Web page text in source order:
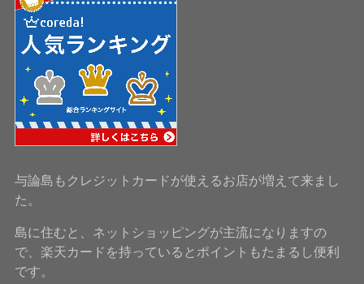
与論島もクレジットカードが使えるお店が増えて来まし
た。
島に住むと、ネットショッピングが主流になりますの
で、楽天カードを持っているとポイントもたまるし便利
です。